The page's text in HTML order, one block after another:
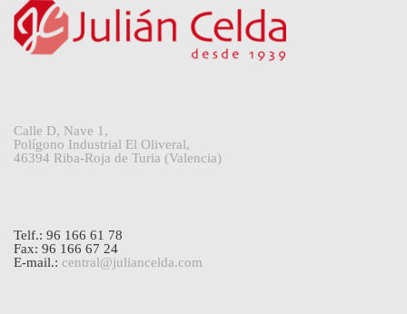
Calle D, Nave 1,
Polígono Industrial El Oliveral,
46394 Riba-Roja de Turia (Valencia)
Telf.: 96 166 61 78
Fax: 96 166 67 24
E-mail.: central@juliancelda.com